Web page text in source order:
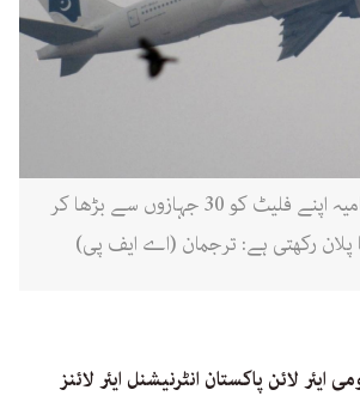
پی آئی اےکی انتظامیہ اپنے فلیٹ کو 30 جہازوں سے بڑھا کر
لائن پاکستان انٹرنیشنل ایئر لائنز